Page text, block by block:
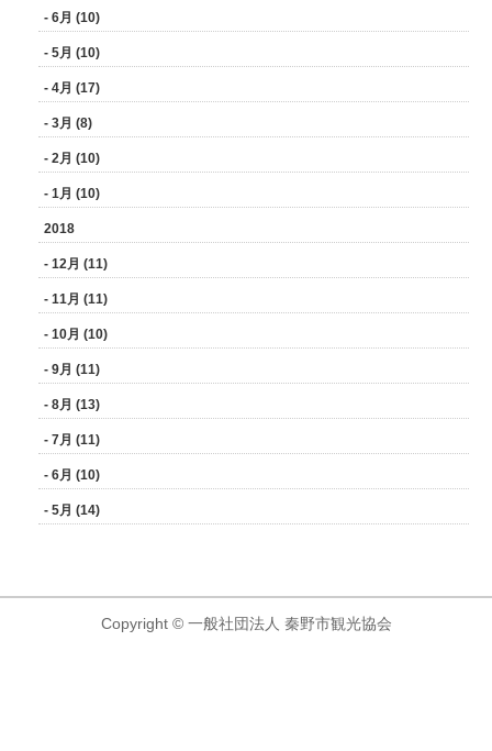
- 6月 (10)
- 5月 (10)
- 4月 (17)
- 3月 (8)
- 2月 (10)
- 1月 (10)
2018
- 12月 (11)
- 11月 (11)
- 10月 (10)
- 9月 (11)
- 8月 (13)
- 7月 (11)
- 6月 (10)
- 5月 (14)
Copyright © 一般社団法人 秦野市観光協会